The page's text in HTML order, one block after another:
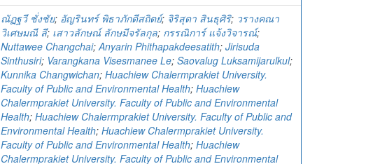
ณัฏฐวี ชั่งชัย; อัญรินทร์ พิธาภักดีสถิตย์; จิริสุดา สินธุศิริ; วรางคณา
วิเศษมณี ลี; เสาวลักษณ์ ลักษมีจรัลกุล; กรรณิการ์ แจ้งวิจารณ์;
Nuttawee Changchai;Anyarin Phithapakdeesatith; Jirisuda
Sinthusiri; Varangkana Visesmanee Le; Saovalug Luksamijarulkul;
Kunnika Changwichan; Huachiew Chalermprakiet University.
Faculty of Public and Environmental Health; Huachiew
Chalermprakiet University. Faculty of Public and Environmental
Health; Huachiew Chalermprakiet University. Faculty of Public and
Environmental Health; Huachiew Chalermprakiet University.
Faculty of Public and Environmental Health; Huachiew
Chalermprakiet University. Faculty of Public and Environmental